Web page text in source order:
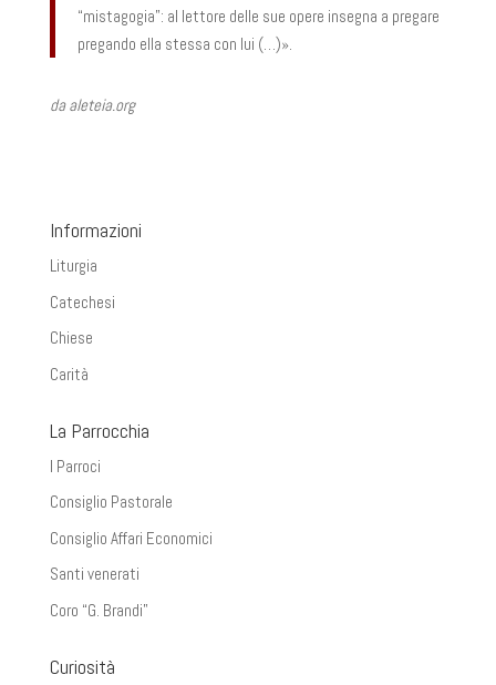
“mistagogia”: al lettore delle sue opere insegna a pregare
pregando ella stessa con lui (…)».
da aleteia.org
Informazioni
Liturgia
Catechesi
Chiese
Carità
La Parrocchia
I Parroci
Consiglio Pastorale
Consiglio Affari Economici
Santi venerati
Coro “G. Brandi”
Curiosità